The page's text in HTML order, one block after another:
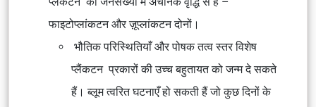
फाइटोप्लांकटन और ज़ूप्लांकटन दोनों।
भौतिक परिस्थितियाँ और पोषक तत्व स्तर विशेष
प्लैंकटन प्रकारों की उच्च बहुतायत को जन्म दे सकते
हैं। ब्लूम त्वरित घटनाएँ हो सकती हैं जो कुछ दिनों के